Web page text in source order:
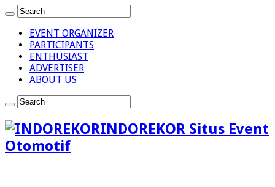
EVENT ORGANIZER
PARTICIPANTS
ENTHUSIAST
ADVERTISER
ABOUT US
INDOREKOR Situs Event
Otomotif